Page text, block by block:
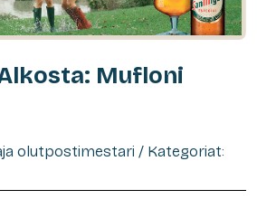
Mufloni
olutpostimestari / Kategoriat: